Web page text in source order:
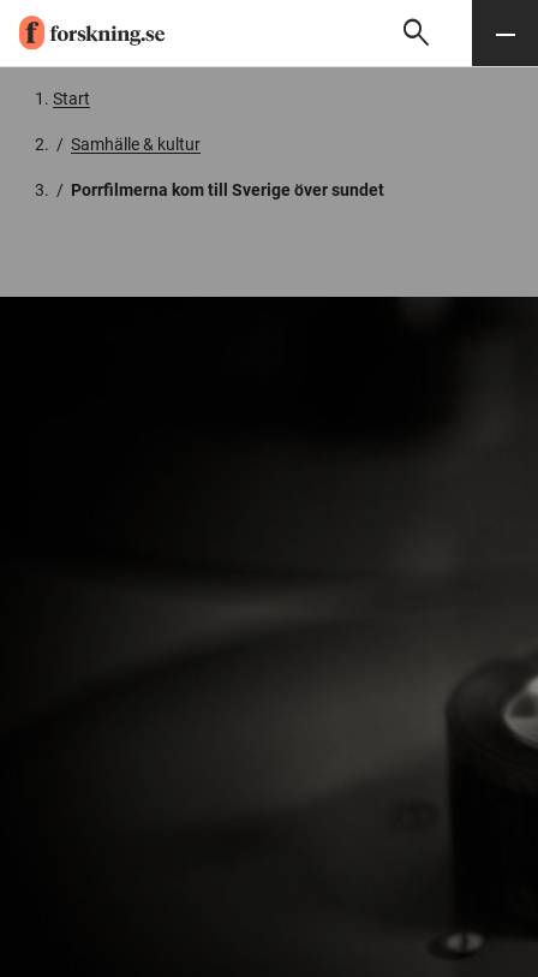
Söksearch Meny
Start
/ Samhälle & kultur
/ Porrfilmerna kom till Sverige över sundet